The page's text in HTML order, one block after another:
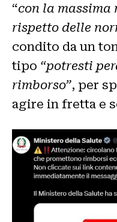
“con la massima
rispetto delle
condito da un
tipo “potresti
rimborso”, per
agire in fretta e